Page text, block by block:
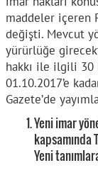
maddeler içeren
değişti. Mevcut
yürürlüğe
hakkı ile ilgili 30
01.10.2017’e
Gazete’de
Yeni imar
Yeni